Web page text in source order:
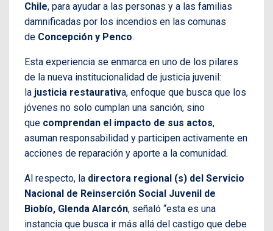
Chile, para ayudar a las personas y a las familias
damnificadas por los incendios en las comunas
de Concepción y Penco.
Esta experiencia se enmarca en uno de los pilares
de la nueva institucionalidad de justicia juvenil:
la justicia restaurativa, enfoque que busca que los
jóvenes no solo cumplan una sanción, sino
que comprendan el impacto de sus actos,
asuman responsabilidad y participen activamente en
acciones de reparación y aporte a la comunidad.
Al respecto, la directora regional (s) del Servicio
Nacional de Reinserción Social Juvenil de
Biobío, Glenda Alarcón, señaló “esta es una
instancia que busca ir más allá del castigo que debe